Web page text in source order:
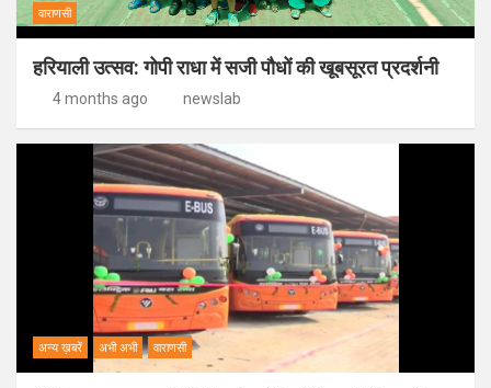
वाराणसी
हरियाली उत्सव: गोपी राधा में सजी पौधों की खूबसूरत प्रदर्शनी
4 months ago newslab
अन्य ख़बरें अभी अभी वाराणसी